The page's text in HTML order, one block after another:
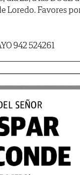
Loredo. Favores
942 524261